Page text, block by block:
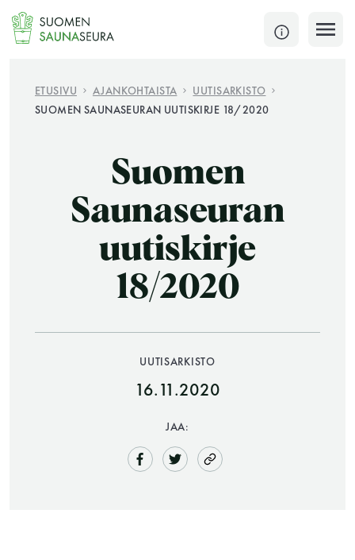
Siirry
sisältöön
SULJE
KATSO TARKEMMAT AUKIOLOAJAT
JÄSENSIVUT
ETUSIVU AJANKOHTAISTA
UUTISARKISTO
SUOMEN SAUNASEURAN UUTISKIRJE 18/2020
Suomen
Saunaseuran
uutiskirje
18/2020
UUTISARKISTO
16.11.2020
JAA: